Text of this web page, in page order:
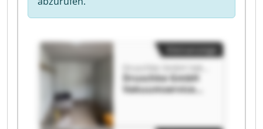
Druschke GmbH
Vakuumservice